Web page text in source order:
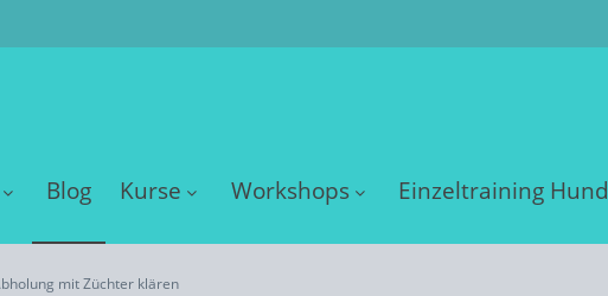
Blog Kurse Workshops Einzeltraining Hund
mit Züchter klären